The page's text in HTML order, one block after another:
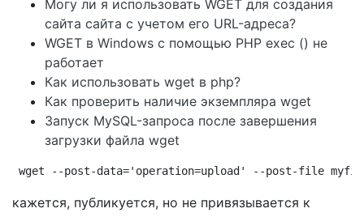
Могу ли я использовать WGET для создания
сайта сайта с учетом его URL-адреса?
WGET в Windows с помощью PHP exec () не
работает
Как использовать wget в php?
Как проверить наличие экземпляра wget
Запуск MySQL-запроса после завершения
загрузки файла wget
wget --post-data='operation=upload' --post-file
кажется, публикуется, но не привязывается к